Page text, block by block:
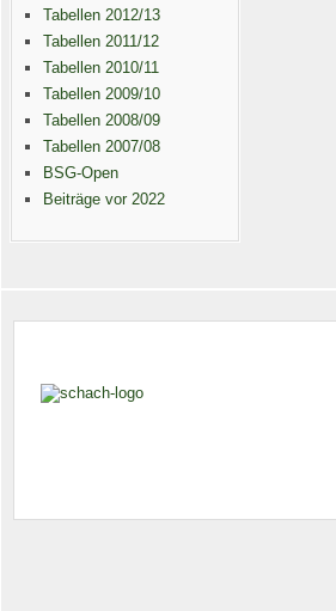
Tabellen 2012/13
Tabellen 2011/12
Tabellen 2010/11
Tabellen 2009/10
Tabellen 2008/09
Tabellen 2007/08
BSG-Open
Beiträge vor 2022